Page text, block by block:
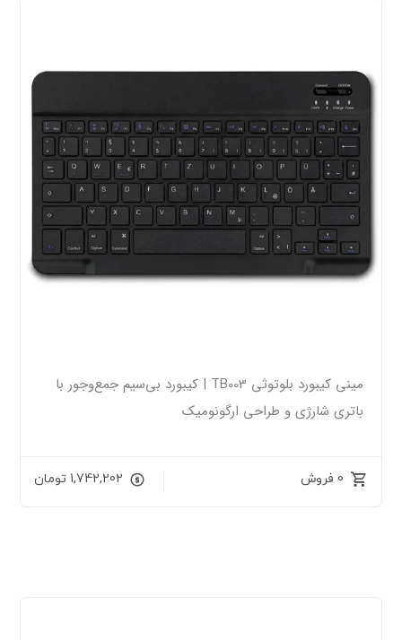
مینی کیبورد بلوتوثی TB003 | کیبورد بی‌سیم جمع‌وجور با
باتری شارژی و طراحی ارگونومیک
0 فروش 1,742,202 تومان